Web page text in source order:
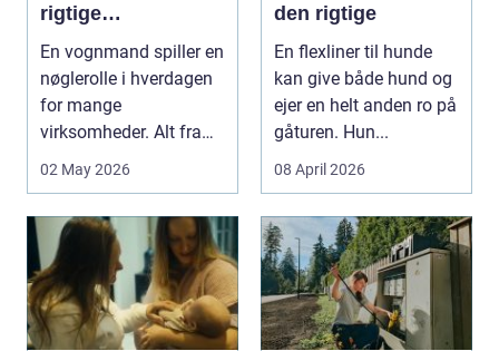
rigtige
samarbejdspartner
En vognmand spiller en
nøglerolle i hverdagen
for mange
virksomheder. Alt fra
02 May 2026
den rigtige
En flexliner til hunde
kan give både hund og
ejer en helt anden ro på
gåturen. Hun...
08 April 2026